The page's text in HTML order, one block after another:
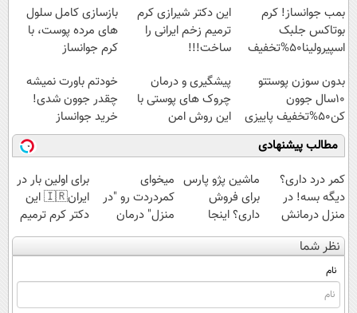
بمب جوانساز! کرم
بوتاکس جلبک
اسپیرولینا50%تخفیف
این دکتر شیرازی کرم
ترمیم زخم ایرانی را
ساخت!!!
بازسازی کامل سلول
های مرده پوست، با
کرم جوانساز
بدون سوزن پوستتو
10سال جوون
کن50%تخفیف پاییزی
پیشگیری و درمان
چروک های پوستی با
این روش امن
خودتم باورت نمیشه
چقدر جوون شدی!
خرید جوانساز
اسپیرولینا با تخفیف
ویژه
مطالب پیشنهادی
کمر درد داری؟
دیگه بسه! در
منزل درمانش
کن
(◀پرسش‌نامه)
ماشین پژو پارس
برای فروش
داری؟ اینجا
سریع بفروشش
میخوای
کمردردت رو "در
منزل" درمان
کنی؟ (◂فیلم +
◂پرسش‌نامه)
برای اولین بار در
ایران🇮🇷 این
دکتر کرم ترمیم
کننده 23 روزه
ساخت!
نظر شما
نام